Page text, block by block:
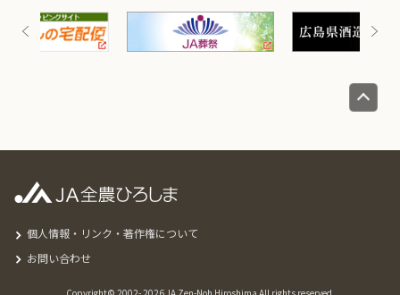
個人情報・リンク・著作権について
お問い合わせ